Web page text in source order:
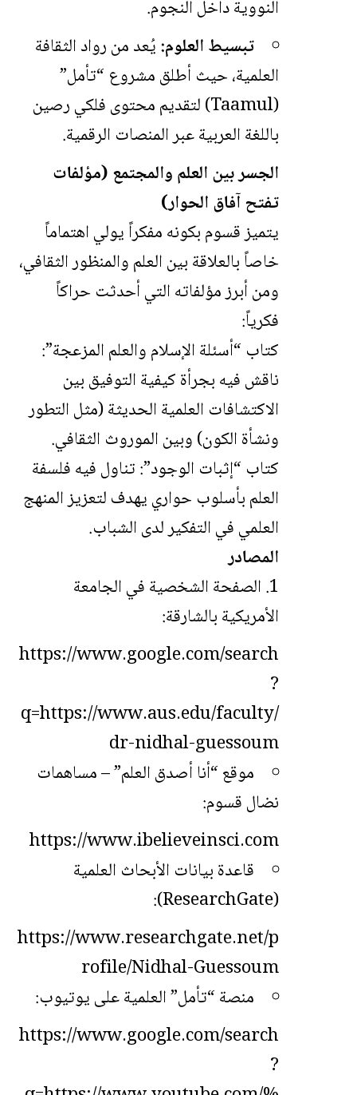
النووية داخل النجوم.
تبسيط العلوم:يُعد من رواد الثقافة
العلمية، حيث أطلق مشروع “تأمل”
(Taamul) لتقديم محتوى فلكي رصين
باللغة العربية عبر المنصات الرقمية.
الجسر بين العلم والمجتمع (مؤلفات
تفتح آفاق الحوار)
يتميز قسوم بكونه مفكراً يولي اهتماماً
خاصاً بالعلاقة بين العلم والمنظور الثقافي،
ومن أبرز مؤلفاته التي أحدثت حراكاً
فكرياً:
كتاب “أسئلة الإسلام والعلم المزعجة”:
ناقش فيه بجرأة كيفية التوفيق بين
الاكتشافات العلمية الحديثة (مثل التطور
ونشأة الكون) وبين الموروث الثقافي.
كتاب “إثبات الوجود”: تناول فيه فلسفة
العلم بأسلوب حواري يهدف لتعزيز المنهج
العلمي في التفكير لدى الشباب.
المصادر
الصفحة الشخصية في الجامعة
الأمريكية بالشارقة:
https://www.google.com/search
?
q=https://www.aus.edu/faculty/
dr-nidhal-guessoum
موقع “أنا أصدق العلم” – مساهمات
نضال قسوم:
https://www.ibelieveinsci.com
قاعدة بيانات الأبحاث العلمية
(ResearchGate):
https://www.researchgate.net/p
rofile/Nidhal-Guessoum
منصة “تأمل” العلمية على يوتيوب:
https://www.google.com/search
?